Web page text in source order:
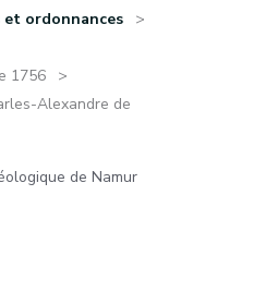
ordonnances
1756
Alexandre de
de Namur